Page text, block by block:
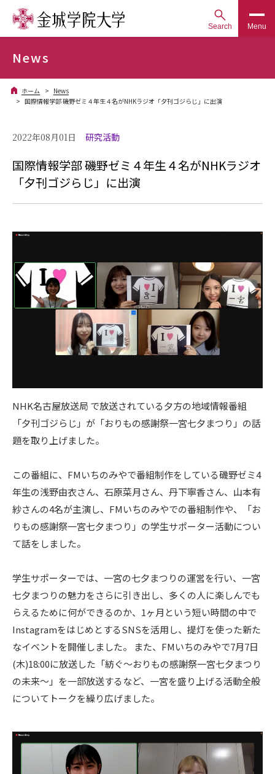
Search Menu
News
ホーム
News
国際情報学部 磯野ゼミ４年生４名がNHKラジオ「夕刊ゴジらじ」に出演
2022年08月01日 研究活動
国際情報学部 磯野ゼミ４年生４名がNHKラジオ
「夕刊ゴジらじ」に出演
NHK名古屋放送局 で放送されている夕方の地域情報番組
「夕刊ゴジらじ」が「おりもの感謝祭一宮七夕まつり」の話
題を取り上げました。
この番組に、FMいちのみやで番組制作をしている磯野ゼミ4
年生の浅野由衣さん、石原菜月さん、丹下寧香さん、山本有
紗さんの4名が主演し、FMいちのみやでの番組制作や、「お
りもの感謝祭一宮七夕まつり」の学生サポーター活動につい
て話をしました。
学生サポーターでは、一宮の七夕まつりの運営を行い、一宮
七夕まつりの魅力をさらに引き出し、多くの人に楽しんでも
らえるために何ができるのか、1ヶ月という短い時間の中で
InstagramをはじめとするSNSを活用し、提灯を使った新た
なイベントを開催しました。 また、FMいちのみやで7月7日
(木)18:00に放送した「紡ぐ〜おりもの感謝祭一宮七夕まつり
の未来〜」を一部放送するなど、一宮を盛り上げる活動全般
についてトークを繰り広げました。